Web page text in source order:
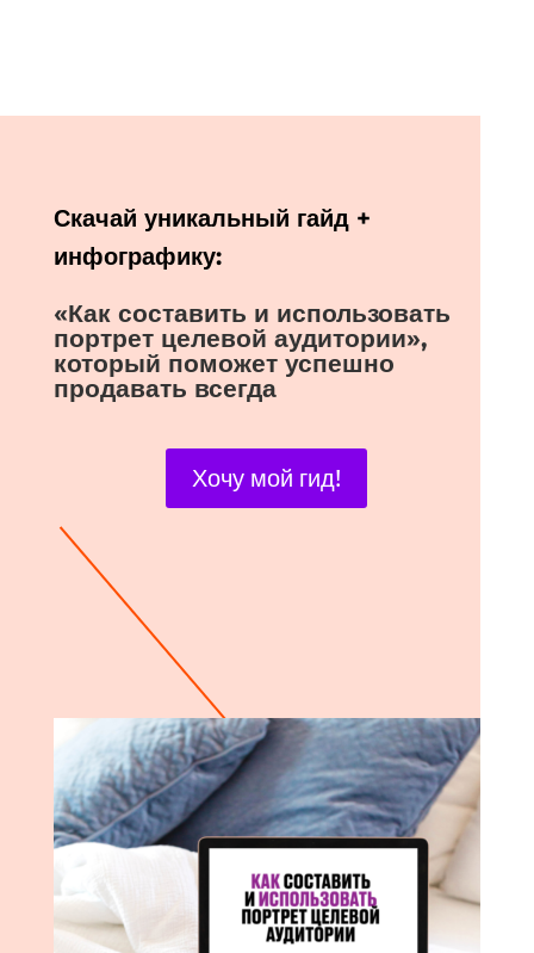
Скачай уникальный гайд +
инфографику:
«Как составить и использовать
портрет целевой аудитории»,
который поможет успешно
продавать всегда
Хочу мой гид!